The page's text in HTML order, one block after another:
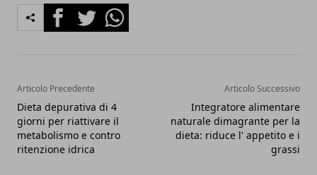
FacebookTwitterWhatsapp
Articolo Precedente
Dieta depurativa di 4
giorni per riattivare il
metabolismo e contro
ritenzione idrica
Articolo Successivo
Integratore alimentare
naturale dimagrante per la
dieta: riduce l' appetito e i
grassi